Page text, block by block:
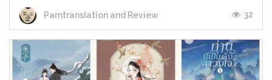
Parntranslation and Review 32